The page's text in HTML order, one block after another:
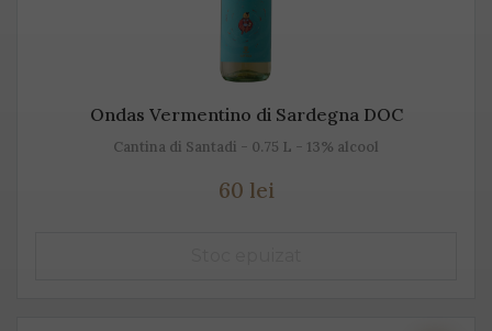
Ondas Vermentino di Sardegna DOC
Cantina di Santadi - 0.75 L - 13% alcool
60 lei